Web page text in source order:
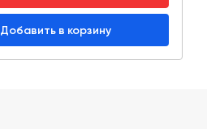
Добавить в корзину